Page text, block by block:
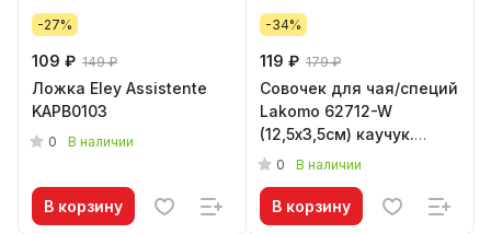
-27%
109 ₽ 149 ₽
Ложка Eley Assistente
KAPB0103
0 В наличии
В корзину
-34%
119 ₽ 179 ₽
Совочек для чая/специй
Lakomo 62712-W
(12,5х3,5см) каучук.
дерево
0 В наличии
В корзину